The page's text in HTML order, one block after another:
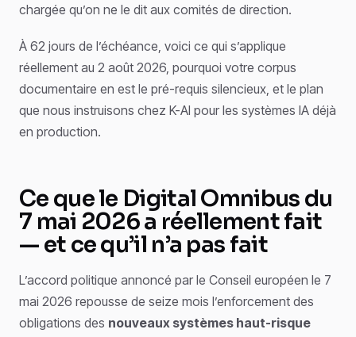
chargée qu’on ne le dit aux comités de direction.
À 62 jours de l’échéance, voici ce qui s’applique
réellement au 2 août 2026, pourquoi votre corpus
documentaire en est le pré-requis silencieux, et le plan
que nous instruisons chez K-AI pour les systèmes IA déjà
en production.
Ce que le Digital Omnibus du
7 mai 2026 a réellement fait
— et ce qu’il n’a pas fait
L’accord politique annoncé par le Conseil européen le 7
mai 2026 repousse de seize mois l’enforcement des
obligations des nouveaux systèmes haut-risque